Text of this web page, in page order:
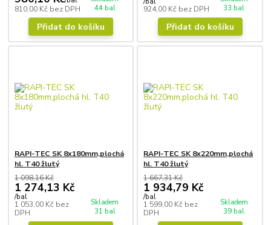
810,00 Kč bez DPH
44 bal
Přidat do košíku
924,00 Kč bez DPH
33 bal
Přidat do košíku
RAPI-TEC SK 8x180mm,plochá
hl. T40 žlutý
1 098,16 Kč
1 274,13 Kč
/bal
1 053,00 Kč bez
DPH
Skladem
31 bal
RAPI-TEC SK 8x220mm,plochá
hl. T40 žlutý
1 667,31 Kč
1 934,79 Kč
/bal
1 599,00 Kč bez
DPH
Skladem
39 bal